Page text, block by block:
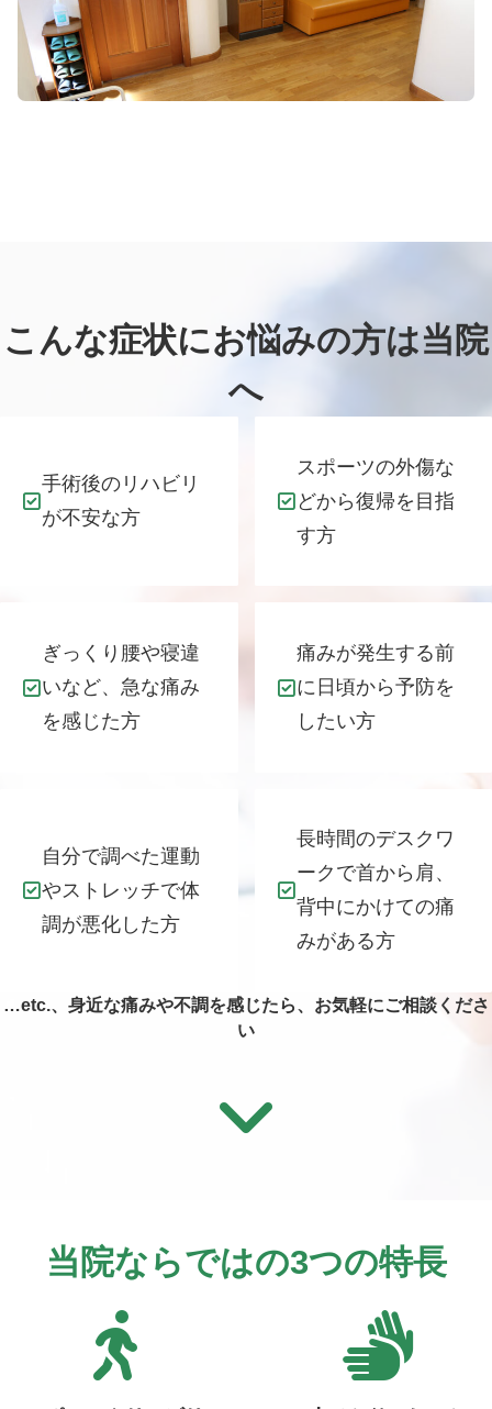
こんな症状にお悩みの方は当院
へ
手術後のリハビリ
が不安な方
スポーツの外傷な
どから復帰を目指
す方
ぎっくり腰や寝違
いなど、急な痛み
を感じた方
痛みが発生する前
に日頃から予防を
したい方
自分で調べた運動
やストレッチで体
調が悪化した方
長時間のデスクワ
ークで首から肩、
背中にかけての痛
みがある方
…etc.、身近な痛みや不調を感じたら、お気軽にご相談くださ
い
当院ならではの3つの特長